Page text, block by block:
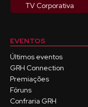
TV Corporativa
EVENTOS
Últimos eventos
GRH Connection
Premiações
Fóruns
Confraria GRH